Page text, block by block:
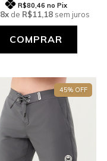
R$80,46 no Pix
8xde R$11,18sem juros
COMPRAR
45% OFF